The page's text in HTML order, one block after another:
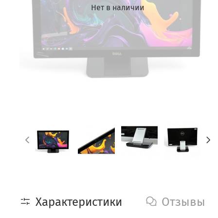
Нет в наличии
Характеристики Отзывы